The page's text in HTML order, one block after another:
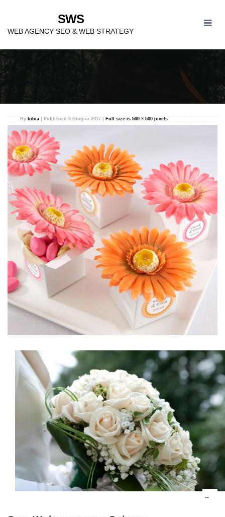
SWS
WEB AGENCY SEO & WEB STRATEGY
SWS WEB AGENCY A
By tobia Published 5 Giugno 2017 Full size is 500 × 500 pixels